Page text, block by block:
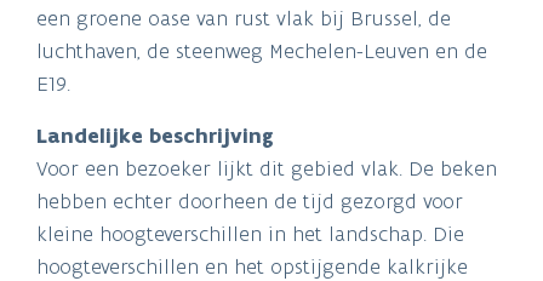
een groene oase van rust vlak bij Brussel, de
luchthaven, de steenweg Mechelen-Leuven en de
E19.
Landelijke beschrijving
Voor een bezoeker lijkt dit gebied vlak. De beken
hebben echter doorheen de tijd gezorgd voor
kleine hoogteverschillen in het landschap. Die
hoogteverschillen en het opstijgende kalkrijke